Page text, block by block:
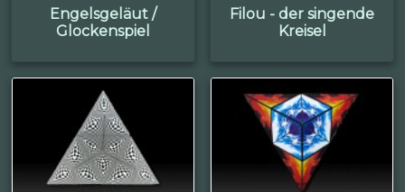
Engelsgeläut /
Glockenspiel
Filou - der singende
Kreisel